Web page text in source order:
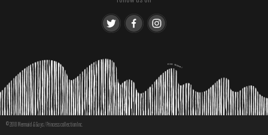
© 2018 Mermaid & Guys / Princess collection Inc.